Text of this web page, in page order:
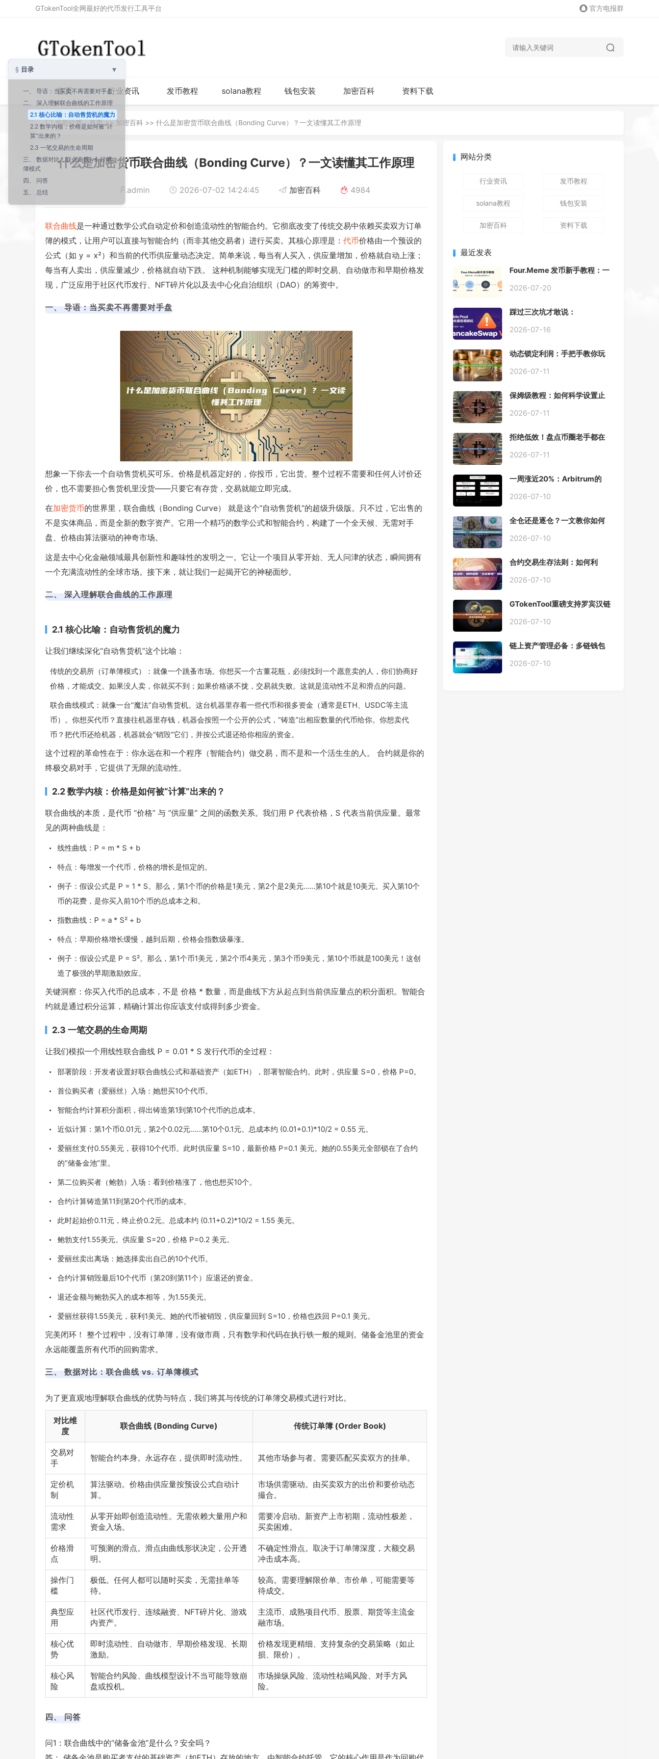
GTokenTool全网最好的代币发行工具平台 官方电报群
首页 行业资讯 发币教程 solana教程 钱包安装 加密百科 资料下载
当前位置：首页>>加密百科 >> 什么是加密货币联合曲线（Bonding Curve）？一文读懂其工作原理
什么是加密货币联合曲线（Bonding Curve）？一文读懂其工作原理
admin 2026-07-02 14:24:45 加密百科 4984
联合曲线是一种通过数学公式自动定价和创造流动性的智能合约。它彻底改变了传统交易中依赖买卖双方订单
簿的模式，让用户可以直接与智能合约（而非其他交易者）进行买卖。其核心原理是： 代币价格由一个预设的
公式（如 y = x²）和当前的代币供应量动态决定。简单来说，每当有人买入，供应量增加，价格就自动上涨；
每当有人卖出，供应量减少，价格就自动下跌。 这种机制能够实现无门槛的即时交易、自动做市和早期价格发
现，广泛应用于社区代币发行、NFT碎片化以及去中心化自治组织（DAO）的筹资中。
一、 导语：当买卖不再需要对手盘
想象一下你去一个自动售货机买可乐。价格是机器定好的，你投币，它出货。整个过程不需要和任何人讨价还
价，也不需要担心售货机里没货——只要它有存货，交易就能立即完成。
在加密货币的世界里，联合曲线（Bonding Curve） 就是这个“自动售货机”的超级升级版。只不过，它出售的
不是实体商品，而是全新的数字资产。它用一个精巧的数学公式和智能合约，构建了一个全天候、无需对手
盘、价格由算法驱动的神奇市场。
这是去中心化金融领域最具创新性和趣味性的发明之一。它让一个项目从零开始、无人问津的状态，瞬间拥有
一个充满流动性的全球市场。接下来，就让我们一起揭开它的神秘面纱。
二、 深入理解联合曲线的工作原理
2.1 核心比喻：自动售货机的魔力
让我们继续深化“自动售货机”这个比喻：
传统的交易所（订单簿模式）：就像一个跳蚤市场。你想买一个古董花瓶，必须找到一个愿意卖的人，你们协商好
价格，才能成交。如果没人卖，你就买不到；如果价格谈不拢，交易就失败。这就是流动性不足和滑点的问题。
联合曲线模式：就像一台“魔法”自动售货机。这台机器里存着一些代币和很多资金（通常是ETH、USDC等主流
币）。你想买代币？直接往机器里存钱，机器会按照一个公开的公式，“铸造”出相应数量的代币给你。你想卖代
币？把代币还给机器，机器就会“销毁”它们，并按公式退还给你相应的资金。
这个过程的革命性在于：你永远在和一个程序（智能合约）做交易，而不是和一个活生生的人。 合约就是你的
终极交易对手，它提供了无限的流动性。
2.2 数学内核：价格是如何被“计算”出来的？
联合曲线的本质，是代币 “价格” 与 “供应量” 之间的函数关系。我们用 P 代表价格， S 代表当前供应量。最常
见的两种曲线是：
线性曲线： P = m * S + b
特点：每增发一个代币，价格的增长是恒定的。
例子：假设公式是 P = 1 * S。那么，第1个币的价格是1美元，第2个是2美元……第10个就是10美元。买入第10个
币的花费，是你买入前10个币的总成本之和。
指数曲线： P = a * S² + b
特点：早期价格增长缓慢，越到后期，价格会指数级暴涨。
例子：假设公式是 P = S²。那么，第1个币1美元，第2个币4美元，第3个币9美元，第10个币就是100美元！这创
造了极强的早期激励效应。
关键洞察：你买入代币的总成本，不是 价格 * 数量 ，而是曲线下方从起点到当前供应量点的积分面积。智能合
约就是通过积分运算，精确计算出你应该支付或得到多少资金。
2.3 一笔交易的生命周期
让我们模拟一个用线性联合曲线 P = 0.01 * S 发行代币的全过程：
部署阶段：开发者设置好联合曲线公式和基础资产（如ETH），部署智能合约。此时，供应量 S=0 ，价格 P=0。
首位购买者（爱丽丝）入场：她想买10个代币。
智能合约计算积分面积，得出铸造第1到第10个代币的总成本。
近似计算：第1个币0.01元，第2个0.02元……第10个0.1元。总成本约 (0.01+0.1)*10/2 = 0.55 元。
爱丽丝支付0.55美元，获得10个代币。此时供应量 S=10 ，最新价格 P=0.1 美元。她的0.55美元全部锁在了合约
的“储备金池”里。
第二位购买者（鲍勃）入场：看到价格涨了，他也想买10个。
合约计算铸造第11到第20个代币的成本。
此时起始价0.11元，终止价0.2元。总成本约 (0.11+0.2)*10/2 = 1.55 美元。
鲍勃支付1.55美元。供应量 S=20 ，价格 P=0.2 美元。
爱丽丝卖出离场：她选择卖出自己的10个代币。
合约计算销毁最后10个代币（第20到第11个）应退还的资金。
退还金额与鲍勃买入的成本相等，为1.55美元。
爱丽丝获得1.55美元，获利1美元。她的代币被销毁，供应量回到 S=10 ，价格也跌回 P=0.1 美元。
完美闭环！ 整个过程中，没有订单簿，没有做市商，只有数学和代码在执行铁一般的规则。储备金池里的资金
永远能覆盖所有代币的回购需求。
三、 数据对比：联合曲线 vs. 订单簿模式
为了更直观地理解联合曲线的优势与特点，我们将其与传统的订单簿交易模式进行对比。
对比维
度
联合曲线 (Bonding Curve) 传统订单簿 (Order Book)
交易对
手
智能合约本身。永远存在，提供即时流动性。 其他市场参与者。需要匹配买卖双方的挂单。
定价机
制
算法驱动。价格由供应量按预设公式自动计
算。
市场供需驱动。由买卖双方的出价和要价动态
撮合。
流动性
需求
从零开始即创造流动性。无需依赖大量用户和
资金入场。
需要冷启动。新资产上市初期，流动性极差，
买卖困难。
价格滑
点
可预测的滑点。滑点由曲线形状决定，公开透
明。
不确定性滑点。取决于订单簿深度，大额交易
冲击成本高。
操作门
槛
极低。任何人都可以随时买卖，无需挂单等
待。
较高。需要理解限价单、市价单，可能需要等
待成交。
典型应
用
社区代币发行、连续融资、NFT碎片化、游戏
内资产。
主流币、成熟项目代币、股票、期货等主流金
融市场。
核心优
势
即时流动性、自动做市、早期价格发现、长期
激励。
价格发现更精细、支持复杂的交易策略（如止
损、限价）。
核心风
险
智能合约风险、曲线模型设计不当可能导致崩
盘或投机。
市场操纵风险、流动性枯竭风险、对手方风
险。
四、 问答
问1：联合曲线中的“储备金池”是什么？安全吗？
网站分类
行业资讯 发币教程
solana教程 钱包安装
加密百科 资料下载
最近发表
Four.Meme 发币新手教程：一
动踩坑
2026-07-20
踩过三次坑才敢说：
Pool 最容易翻车的不是手续
2026-07-16
动态锁定利润：手把手教你玩
2026-07-11
保姆级教程：如何科学设置止
2026-07-11
拒绝低效！盘点币圈老手都在
具
2026-07-11
一周涨近20%：Arbitrum的
Chain一夜盘活
2026-07-10
全仓还是逐仓？一文教你如何
2026-07-10
合约交易生存法则：如何利
2026-07-10
GTokenTool重磅支持罗宾汉链
程全解析
2026-07-10
链上资产管理必备：多链钱包
2026-07-10
目录 ▾
一、 导语：当买卖不再需要对手盘
二、 深入理解联合曲线的工作原理
2.1 核心比喻：自动售货机的魔力
2.2 数学内核：价格是如何被“计
算”出来的？
2.3 一笔交易的生命周期
三、 数据对比：联合曲线 vs. 订单
簿模式
四、 问答
五、 总结